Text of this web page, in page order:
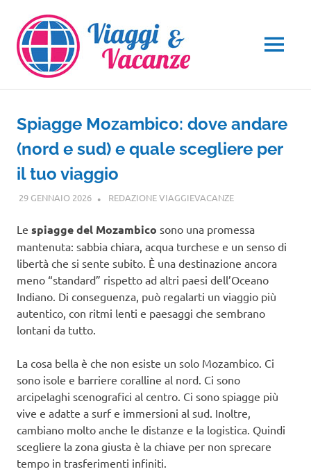
contenuto
MENU
Spiagge Mozambico: dove andare
(nord e sud) e quale scegliere per
il tuo viaggio
29 GENNAIO 2026 REDAZIONE VIAGGIEVACANZEGUIDE
Le spiagge del Mozambico sono una promessa
mantenuta: sabbia chiara, acqua turchese e un senso di
libertà che si sente subito. È una destinazione ancora
meno “standard” rispetto ad altri paesi dell’Oceano
Indiano. Di conseguenza, può regalarti un viaggio più
autentico, con ritmi lenti e paesaggi che sembrano
lontani da tutto.
La cosa bella è che non esiste un solo Mozambico. Ci
sono isole e barriere coralline al nord. Ci sono
arcipelaghi scenografici al centro. Ci sono spiagge più
vive e adatte a surf e immersioni al sud. Inoltre,
cambiano molto anche le distanze e la logistica. Quindi
scegliere la zona giusta è la chiave per non sprecare
tempo in trasferimenti infiniti.